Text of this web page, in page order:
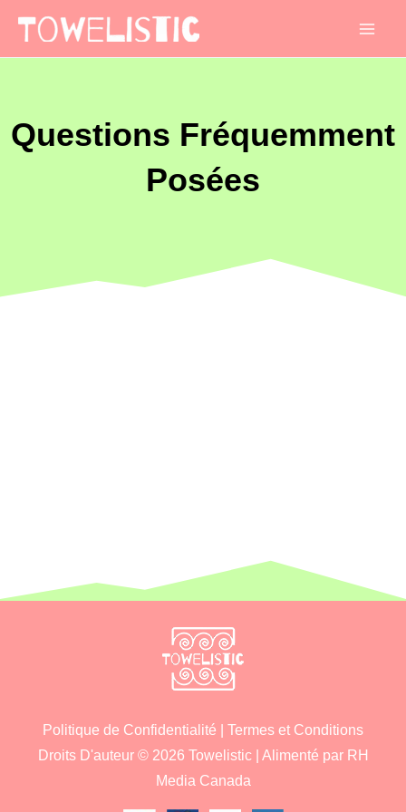
Questions Fréquemment
Posées
Politique de Confidentialité
Termes et Conditions
Droits D'auteur © 2026 Towelistic| Alimenté par RH
Media Canada